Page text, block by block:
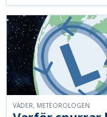
VÄDER, METEOROLOGEN